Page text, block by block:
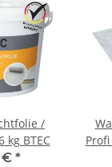
/
kg BTEC
€ *